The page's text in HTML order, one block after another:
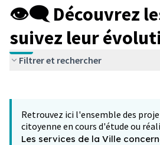
👁‍🗨 Découvrez
suivez leur
Filtrer et rechercher
−
Retrouvez ici l'ensemble des
citoyenne en cours d'étude ou
Les services de la Ville